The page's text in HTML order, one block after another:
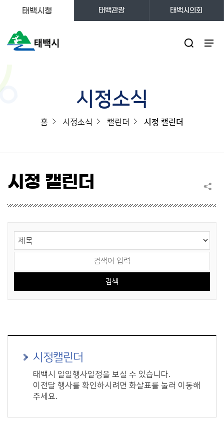
태백시청 태백관광 태백시의회
시정소식
홈 시정소식 캘린더 시정 캘린더
시정 캘린더
시정캘린더
태백시 일일행사일정을 보실 수 있습니다.
이전달 행사를 확인하시려면 화살표를 눌러 이동해
주세요.